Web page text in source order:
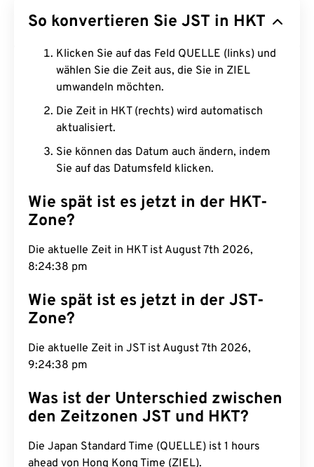
So konvertieren Sie JST in HKT
Klicken Sie auf das Feld QUELLE (links) und
wählen Sie die Zeit aus, die Sie in ZIEL
umwandeln möchten.
Die Zeit in HKT (rechts) wird automatisch
aktualisiert.
Sie können das Datum auch ändern, indem
Sie auf das Datumsfeld klicken.
Wie spät ist es jetzt in der HKT-
Zone?
Die aktuelle Zeit in HKT ist August 7th 2026,
8:24:39 pm
Wie spät ist es jetzt in der JST-
Zone?
Die aktuelle Zeit in JST ist August 7th 2026,
9:24:39 pm
Was ist der Unterschied zwischen
den Zeitzonen JST und HKT?
Die Japan Standard Time (QUELLE) ist 1 hours
ahead von Hong Kong Time (ZIEL).